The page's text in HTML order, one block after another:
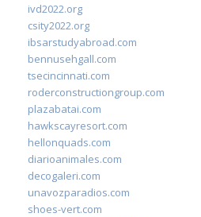
ivd2022.org
csity2022.org
ibsarstudyabroad.com
bennusehgall.com
tsecincinnati.com
roderconstructiongroup.com
plazabatai.com
hawkscayresort.com
hellonquads.com
diarioanimales.com
decogaleri.com
unavozparadios.com
shoes-vert.com